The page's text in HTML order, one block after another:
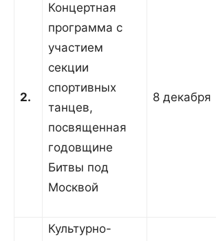
2.
Концертная
программа с
участием
секции
спортивных
танцев,
посвященная
годовщине
Битвы под
Москвой
8 декабря
Культурно-